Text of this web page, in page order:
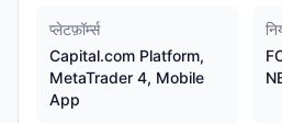
प्लेटफ़ॉर्म्स
Capital.com Platform,
MetaTrader 4, Mobile
App